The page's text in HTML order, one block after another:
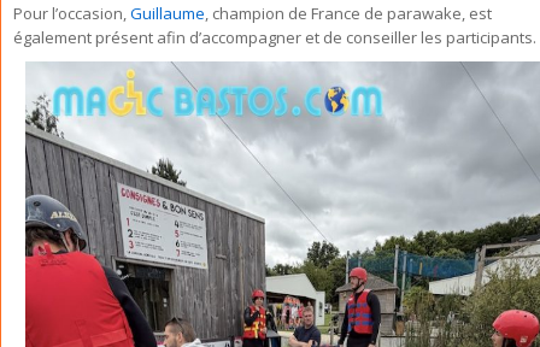
Pour l’occasion,Guillaume, champion de France de parawake, est
également présent afin d’accompagner et de conseiller les participants.